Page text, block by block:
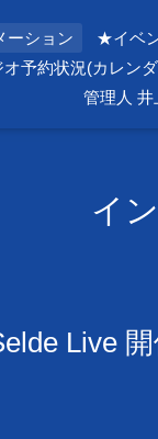
ーション ★イベ
オ予約状況(カレン
管理人 井
イ
Live